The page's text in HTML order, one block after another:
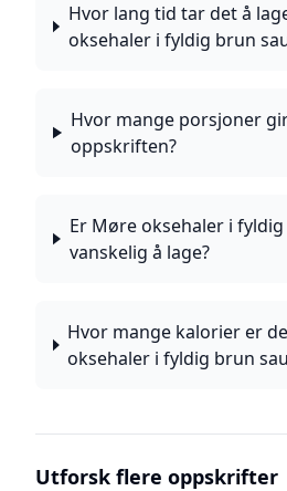
Hvor lang tid tar det å
oksehaler i fyldig brun
Hvor mange porsjoner
oppskriften?
Er Møre oksehaler i
vanskelig å lage?
Hvor mange kalorier er
oksehaler i fyldig brun
Utforsk flere oppskrifter